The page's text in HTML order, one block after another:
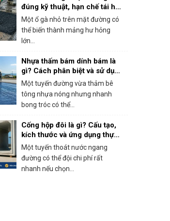
đúng kỹ thuật, hạn chế tái hư
hỏng
Một ổ gà nhỏ trên mặt đường có
thể biến thành mảng hư hỏng
lớn...
Nhựa thấm bám dính bám là
gì? Cách phân biệt và sử dụng
đúng khi thi công bê tông
nhựa
Một tuyến đường vừa thảm bê
tông nhựa nóng nhưng nhanh
bong tróc có thể...
Cống hộp đôi là gì? Cấu tạo,
kích thước và ứng dụng thực
tế
Một tuyến thoát nước ngang
đường có thể đội chi phí rất
nhanh nếu chọn...